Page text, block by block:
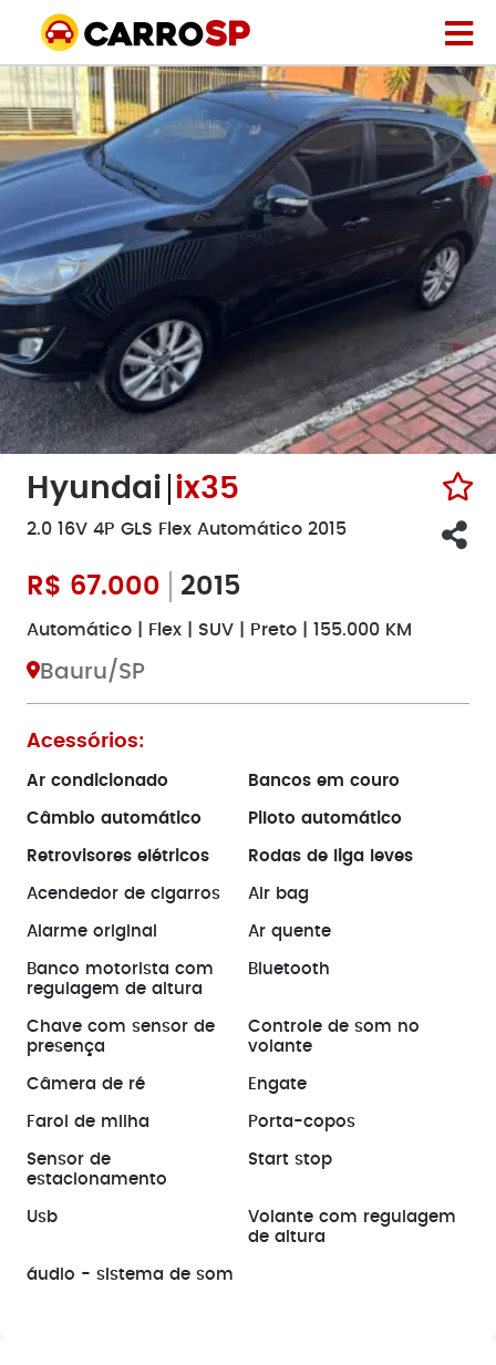
Hyundai ix35
2.0 16V 4P GLS Flex Automático 2015
R$ 67.000 2015
Automático | Flex | SUV | Preto | 155.000 KM
Bauru/SP
Acessórios:
Ar condicionado Bancos em couro
Câmbio automático Piloto automático
Retrovisores elétricos Rodas de liga leves
Acendedor de cigarros Air bag
Alarme original Ar quente
Banco motorista com
regulagem de altura
Bluetooth
Chave com sensor de
presença
Controle de som no
volante
Câmera de ré Engate
Farol de milha Porta-copos
Sensor de
estacionamento
Start stop
Usb
Volante com regulagem
de altura
áudio - sistema de som